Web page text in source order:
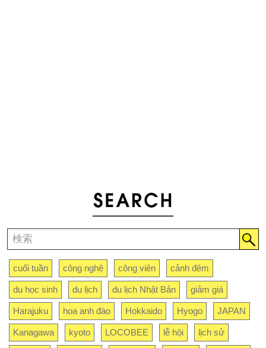
cuối tuần công nghệ công viên cảnh đêm
du học sinh du lịch du lịch Nhật Bản giảm giá
Harajuku hoa anh đào Hokkaido Hyogo JAPAN
Kanagawa kyoto LOCOBEE lễ hội lịch sử